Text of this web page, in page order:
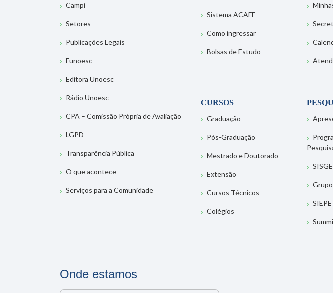
Campi
Setores
Publicações Legais
Funoesc
Editora Unoesc
Rádio Unoesc
CPA – Comissão Própria de Avaliação
LGPD
Transparência Pública
O que acontece
Serviços para a Comunidade
Sistema ACAFE
Como ingressar
Bolsas de Estudo
CURSOS
Graduação
Pós-Graduação
Mestrado e Doutorado
Extensão
Cursos Técnicos
Colégios
SIEPE
Onde estamos